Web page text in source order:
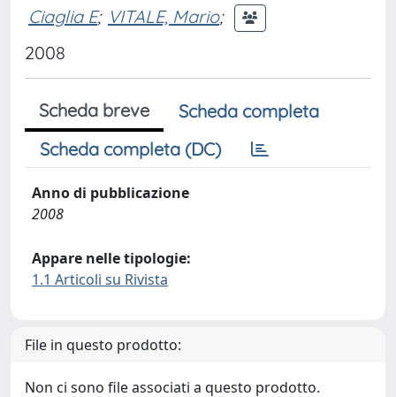
Ciaglia E; VITALE, Mario;
2008
Scheda breve
Scheda completa
Scheda completa (DC)
Anno di pubblicazione
2008
Appare nelle tipologie:
1.1 Articoli su Rivista
File in questo prodotto:
Non ci sono file associati a questo prodotto.